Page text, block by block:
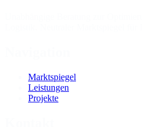
Marktspiegel
Leistungen
Projekte